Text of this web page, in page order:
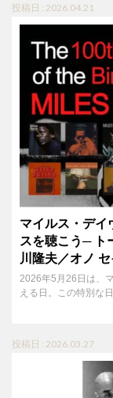
投稿日 : 2026.04.21
マイルス・デイ
スを聴こう─ ト
川隆夫／オノ
2026年5月26日は、
える日。この特別な
投稿日 : 2026.03.27